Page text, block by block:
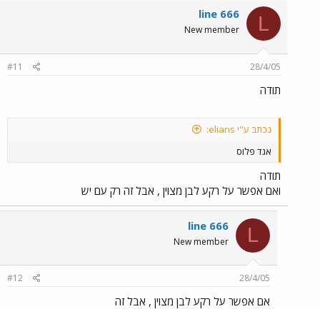
L
line 666
New member
28/4/05
#11
תודה
נכתב ע"י elians:
אגד פלוס
תודה
ואם אפשר על רקע לבן מצוין , אבל זה רק עם יש
L
line 666
New member
28/4/05
#12
אם אפשר על רקע לבן מצוין , אבל זה